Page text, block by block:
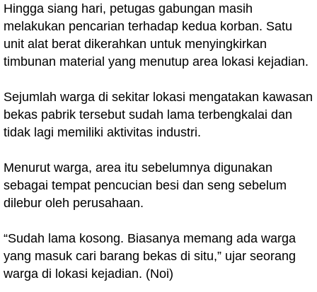
Hingga siang hari, petugas gabungan masih
melakukan pencarian terhadap kedua korban. Satu
unit alat berat dikerahkan untuk menyingkirkan
timbunan material yang menutup area lokasi kejadian.
Sejumlah warga di sekitar lokasi mengatakan kawasan
bekas pabrik tersebut sudah lama terbengkalai dan
tidak lagi memiliki aktivitas industri.
Menurut warga, area itu sebelumnya digunakan
sebagai tempat pencucian besi dan seng sebelum
dilebur oleh perusahaan.
“Sudah lama kosong. Biasanya memang ada warga
yang masuk cari barang bekas di situ,” ujar seorang
warga di lokasi kejadian. (Noi)